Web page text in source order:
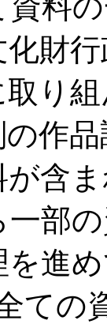
料
財
り
作
含
一部
を進
て